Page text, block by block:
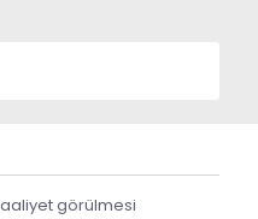
görülmesi